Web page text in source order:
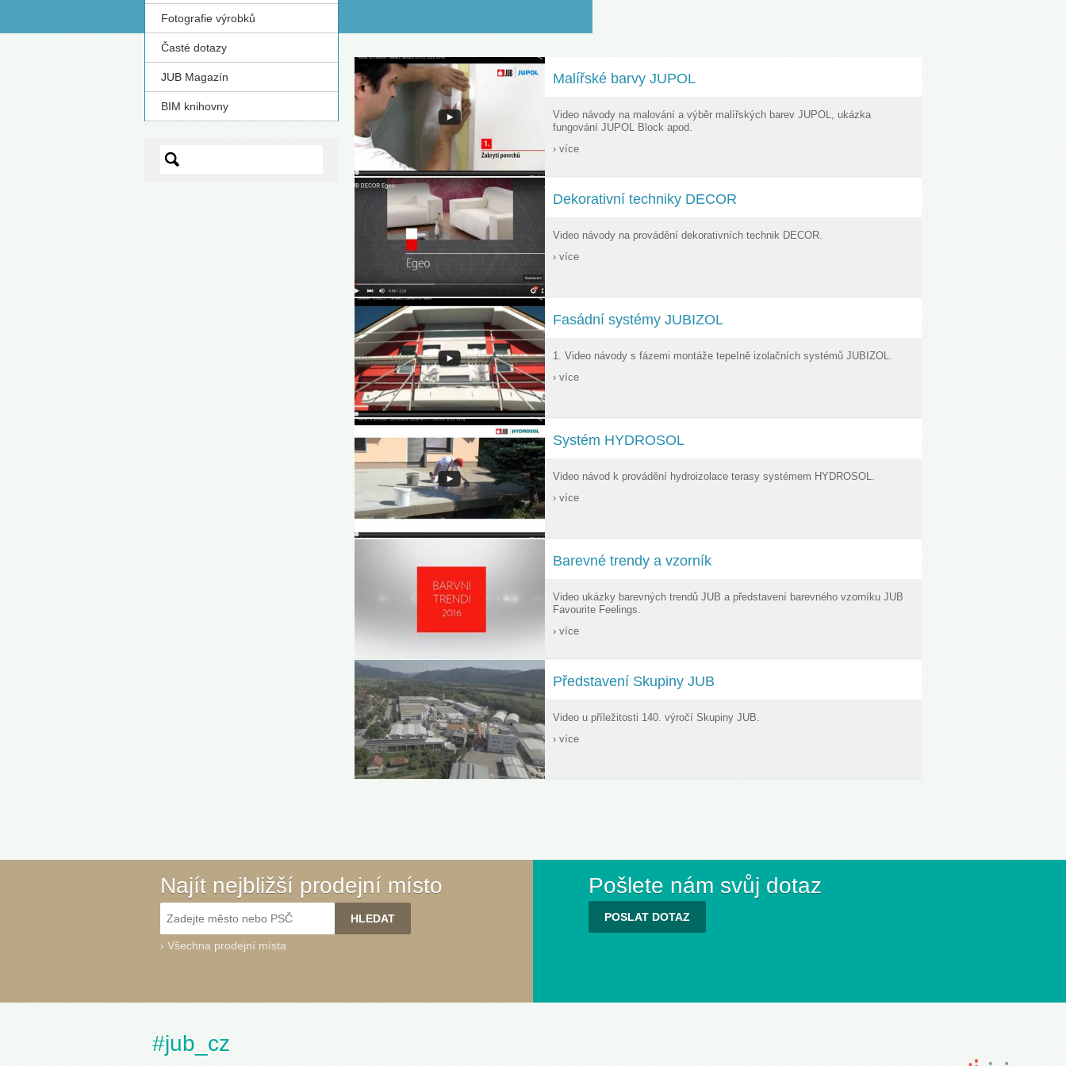
Fotografie výrobků
Časté dotazy
JUB Magazín
BIM knihovny
Malířské barvy JUPOL
Video návody na malování a výběr malířských barev JUPOL, ukázka
fungování JUPOL Block apod.
› více
Dekorativní techniky DECOR
Video návody na provádění dekorativních technik DECOR.
› více
Fasádní systémy JUBIZOL
1. Video návody s fázemi montáže tepeIně izolačních systémů JUBIZOL.
› více
Systém HYDROSOL
Video návod k provádění hydroizolace terasy systémem HYDROSOL.
› více
Barevné trendy a vzorník
Video ukázky barevných trendů JUB a představení barevného vzorníku JUB
Favourite Feelings.
› více
Představení Skupiny JUB
Video u příležitosti 140. výročí Skupiny JUB.
› více
Najít nejbližší prodejní místo
› Všechna prodejní místa
Pošlete nám svůj dotaz
POSLAT DOTAZ
#jub_cz